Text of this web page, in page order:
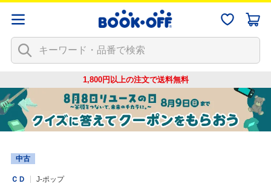
1,800円以上の注文で送料無料
中古
ＣＤ J-ポップ